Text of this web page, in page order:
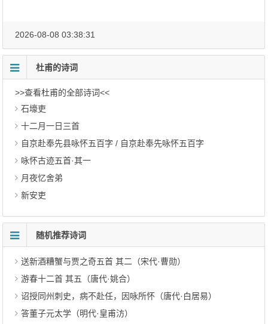
2026-08-08 03:38:31
杜甫的诗词
>>查看杜甫的全部诗词<<
石壕吏
十二月一日三首
自京赴奉先县咏怀五百字 / 自京赴奉先咏怀五百字
咏怀古迹五首·其一
月夜忆舍弟
新安吏
随机推荐诗词
送新酒糟蟹与贾之奇五首 其二（宋代·曹勋）
游春十二首 其五（唐代·姚合）
诏授同州刺史，病不赴任，因咏所怀（唐代·白居易）
答董子元太学（明代·皇甫汸）